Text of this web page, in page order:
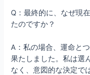
Q：最終的に、なぜ現
たのですか？
A：私の場合、運命と
果たしました。私は選
なく、意図的な決定で